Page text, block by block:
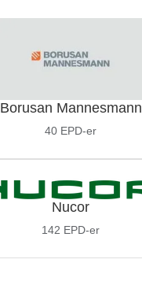
Borusan Mannesmann
40 EPD-er
Nucor
142 EPD-er